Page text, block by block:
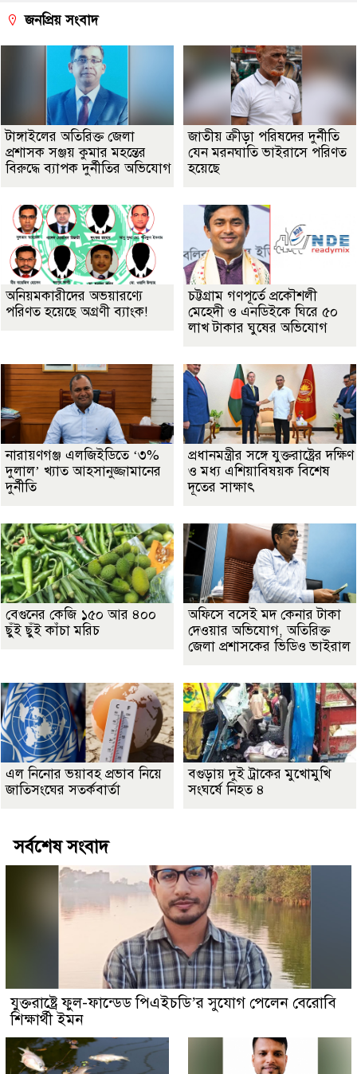
জনপ্রিয় সংবাদ
টাঙ্গাইলের অতিরিক্ত জেলা
প্রশাসক সঞ্জয় কুমার মহন্তের
বিরুদ্ধে ব্যাপক দুর্নীতির অভিযোগ
জাতীয় ক্রীড়া পরিষদের দুর্নীতি
যেন মরনঘাতি ভাইরাসে পরিণত
হয়েছে
অনিয়মকারীদের অভয়ারণ্যে
পরিণত হয়েছে অগ্রণী ব্যাংক!
চট্টগ্রাম গণপূর্তে প্রকৌশলী
মেহেদী ও এনডিইকে ঘিরে ৫০
লাখ টাকার ঘুষের অভিযোগ
নারায়ণগঞ্জ এলজিইডিতে ‘৩%
দুলাল’ খ্যাত আহসানুজ্জামানের
দুর্নীতি
প্রধানমন্ত্রীর সঙ্গে যুক্তরাষ্ট্রের দক্ষিণ
ও মধ্য এশিয়াবিষয়ক বিশেষ
দূতের সাক্ষাৎ
বেগুনের কেজি ১৫০ আর ৪০০
ছুঁই ছুঁই কাঁচা মরিচ
অফিসে বসেই মদ কেনার টাকা
দেওয়ার অভিযোগ, অতিরিক্ত
জেলা প্রশাসকের ভিডিও ভাইরাল
এল নিনোর ভয়াবহ প্রভাব নিয়ে
জাতিসংঘের সতর্কবার্তা
বগুড়ায় দুই ট্রাকের মুখোমুখি
সংঘর্ষে নিহত ৪
সর্বশেষ সংবাদ
যুক্তরাষ্ট্রে ফুল-ফান্ডেড পিএইচডি’র সুযোগ পেলেন বেরোবি
শিক্ষার্থী ইমন